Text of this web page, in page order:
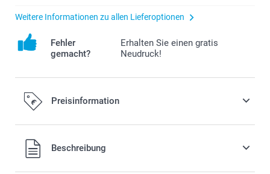
Weitere Informationen zu allen Lieferoptionen
Fehler
gemacht?
Erhalten Sie einen gratis
Neudruck!
Preisinformation
Alle Preise verstehen sich in EURO (€) inkl. MwSt. und zzgl.
Versandkosten.Beschreibung